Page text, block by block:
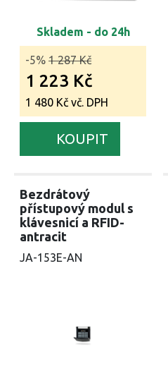
Skladem - do 24h
-5% 1 287 Kč
1 223 Kč
1 480 Kč vč. DPH
KOUPIT
Bezdrátový
přístupový modul s
klávesnicí a RFID-
antracit
JA-153E-AN